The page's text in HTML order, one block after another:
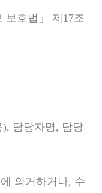
보호법」 제17조
담당자명, 담당
의거하거나, 수